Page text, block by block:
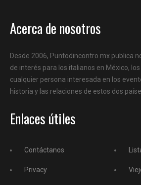
Acerca de nosotros
Desde 2006, Puntodincontro.mx publica
de interés para los italianos en México,
cualquier persona interesada en los
historia y las relaciones de estos dos
Enlaces útiles
Contáctanos
Privacy